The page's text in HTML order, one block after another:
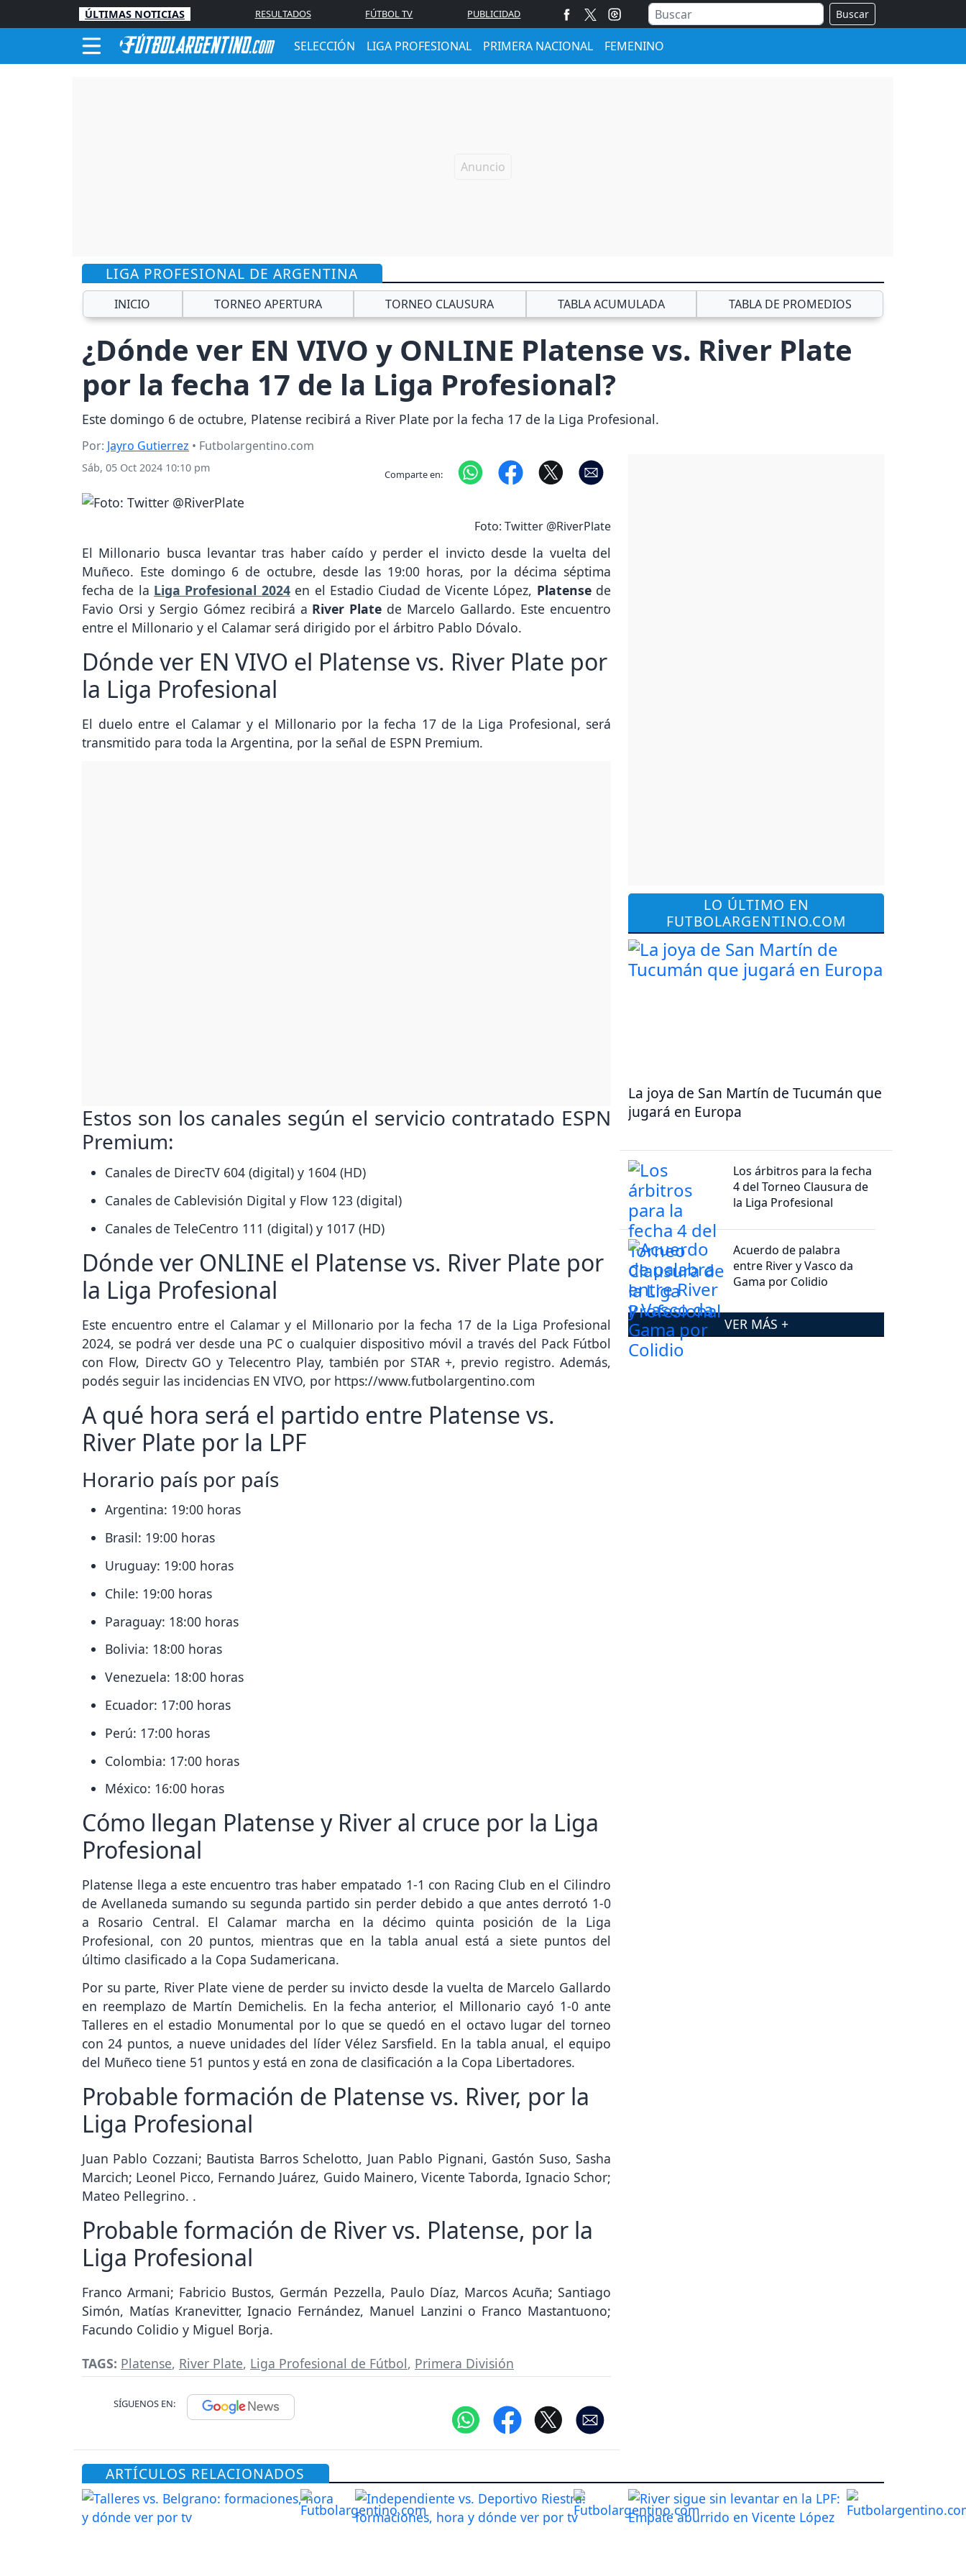
ÚLTIMAS NOTICIAS RESULTADOS FÚTBOL TV PUBLICIDAD Buscar
SELECCIÓN LIGA PROFESIONAL PRIMERA NACIONAL FEMENINO
LIGA PROFESIONAL DE ARGENTINA
INICIO TORNEO APERTURA TORNEO CLAUSURA TABLA ACUMULADA TABLA DE PROMEDIOS
¿Dónde ver EN VIVO y ONLINE Platense vs. River Plate
por la fecha 17 de la Liga Profesional?
Este domingo 6 de octubre, Platense recibirá a River Plate por la fecha 17 de la Liga Profesional.
Por: Jayro Gutierrez • Futbolargentino.com
Sáb, 05 Oct 2024 10:10 pm Comparte en:
Foto: Twitter @RiverPlate
El Millonario busca levantar tras haber caído y perder el invicto desde la vuelta del
Muñeco. Este domingo 6 de octubre, desde las 19:00 horas, por la décima séptima
fecha de la Liga Profesional 2024en el Estadio Ciudad de Vicente López, Platense de
Favio Orsi y Sergio Gómez recibirá a River Plate de Marcelo Gallardo. Este encuentro
entre el Millonario y el Calamar será dirigido por el árbitro Pablo Dóvalo.
Dónde ver EN VIVO el Platense vs. River Plate por
la Liga Profesional
El duelo entre el Calamar y el Millonario por la fecha 17 de la Liga Profesional, será
transmitido para toda la Argentina, por la señal de ESPN Premium.
Estos son los canales según el servicio contratado ESPN
Premium:
Canales de DirecTV 604 (digital) y 1604 (HD)
Canales de Cablevisión Digital y Flow 123 (digital)
Canales de TeleCentro 111 (digital) y 1017 (HD)
Dónde ver ONLINE el Platense vs. River Plate por
la Liga Profesional
Este encuentro entre el Calamar y el Millonario por la fecha 17 de la Liga Profesional
2024, se podrá ver desde una PC o cualquier dispositivo móvil a través del Pack Fútbol
con Flow, Directv GO y Telecentro Play, también por STAR +, previo registro. Además,
podés seguir las incidencias EN VIVO, por https://www.futbolargentino.com
A qué hora será el partido entre Platense vs.
River Plate por la LPF
Horario país por país
Argentina: 19:00 horas
Brasil: 19:00 horas
Uruguay: 19:00 horas
Chile: 19:00 horas
Paraguay: 18:00 horas
Bolivia: 18:00 horas
Venezuela: 18:00 horas
Ecuador: 17:00 horas
Perú: 17:00 horas
Colombia: 17:00 horas
México: 16:00 horas
Cómo llegan Platense y River al cruce por la Liga
Profesional
Platense llega a este encuentro tras haber empatado 1-1 con Racing Club en el Cilindro
de Avellaneda sumando su segunda partido sin perder debido a que antes derrotó 1-0
a Rosario Central. El Calamar marcha en la décimo quinta posición de la Liga
Profesional, con 20 puntos, mientras que en la tabla anual está a siete puntos del
último clasificado a la Copa Sudamericana.
Por su parte, River Plate viene de perder su invicto desde la vuelta de Marcelo Gallardo
en reemplazo de Martín Demichelis. En la fecha anterior, el Millonario cayó 1-0 ante
Talleres en el estadio Monumental por lo que se quedó en el octavo lugar del torneo
con 24 puntos, a nueve unidades del líder Vélez Sarsfield. En la tabla anual, el equipo
del Muñeco tiene 51 puntos y está en zona de clasificación a la Copa Libertadores.
Probable formación de Platense vs. River, por la
Liga Profesional
Juan Pablo Cozzani; Bautista Barros Schelotto, Juan Pablo Pignani, Gastón Suso, Sasha
Marcich; Leonel Picco, Fernando Juárez, Guido Mainero, Vicente Taborda, Ignacio Schor;
Mateo Pellegrino. .
Probable formación de River vs. Platense, por la
Liga Profesional
Franco Armani; Fabricio Bustos, Germán Pezzella, Paulo Díaz, Marcos Acuña; Santiago
Simón, Matías Kranevitter, Ignacio Fernández, Manuel Lanzini o Franco Mastantuono;
Facundo Colidio y Miguel Borja.
TAGS: Platense, River Plate, Liga Profesional de Fútbol, Primera División
SÍGUENOS EN:
LO ÚLTIMO EN
FUTBOLARGENTINO.COM
La joya de San Martín de Tucumán que
jugará en Europa
Los árbitros para la fecha
4 del Torneo Clausura de
la Liga Profesional
Acuerdo de palabra
entre River y Vasco da
Gama por Colidio
VER MÁS +
ARTÍCULOS RELACIONADOS